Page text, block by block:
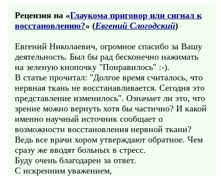
Рецензия на «Глаукома приговор или сигнал к
восстановлению?» (Евгений Слогодский)
Евгений Николаевич, огромное спасибо за Вашу
деятельность. Был бы рад бесконечно нажимать
на зеленую кнопочку "Понравилось" :-).
В статье прочитал: "Долгое время считалось, что
нервная ткань не восстанавливается. Сегодня это
представление изменилось". Означает ли это, что
зрение можно вернуть хотя бы частично? И какой
именно научный источник сообщает о
возможности восстановления нервной ткани?
Ведь все врачи хором утверждают обратное. Чем
сразу же вводят больных в стресс.
Буду очень благодарен за ответ.
С искренним уважением,